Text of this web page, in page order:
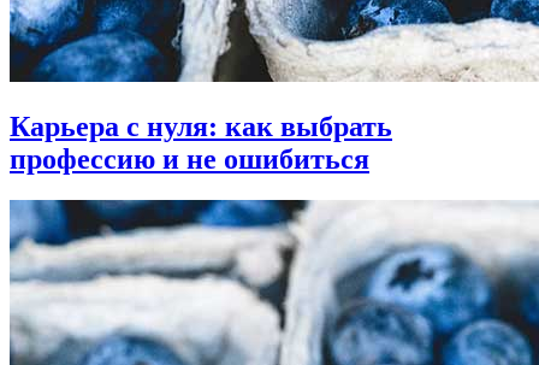
Карьера с нуля: как выбрать
профессию и не ошибиться